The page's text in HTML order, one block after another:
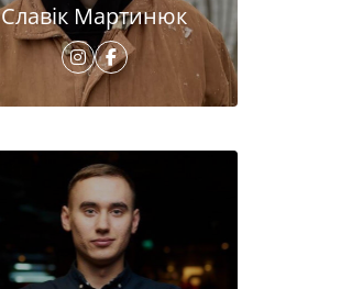
Славік Мартинюк